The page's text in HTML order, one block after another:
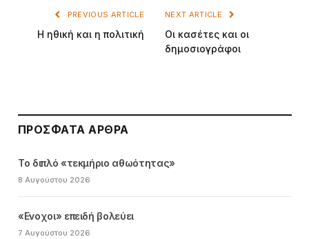
PREVIOUS ARTICLE
Η ηθική και η πολιτική
NEXT ARTICLE
Οι κασέτες και οι
δημοσιογράφοι
ΠΡΌΣΦΑΤΑ ΆΡΘΡΑ
Το διπλό «τεκμήριο αθωότητας»
8 Αυγούστου 2026
«Ενοχοι» επειδή βολεύει
7 Αυγούστου 2026